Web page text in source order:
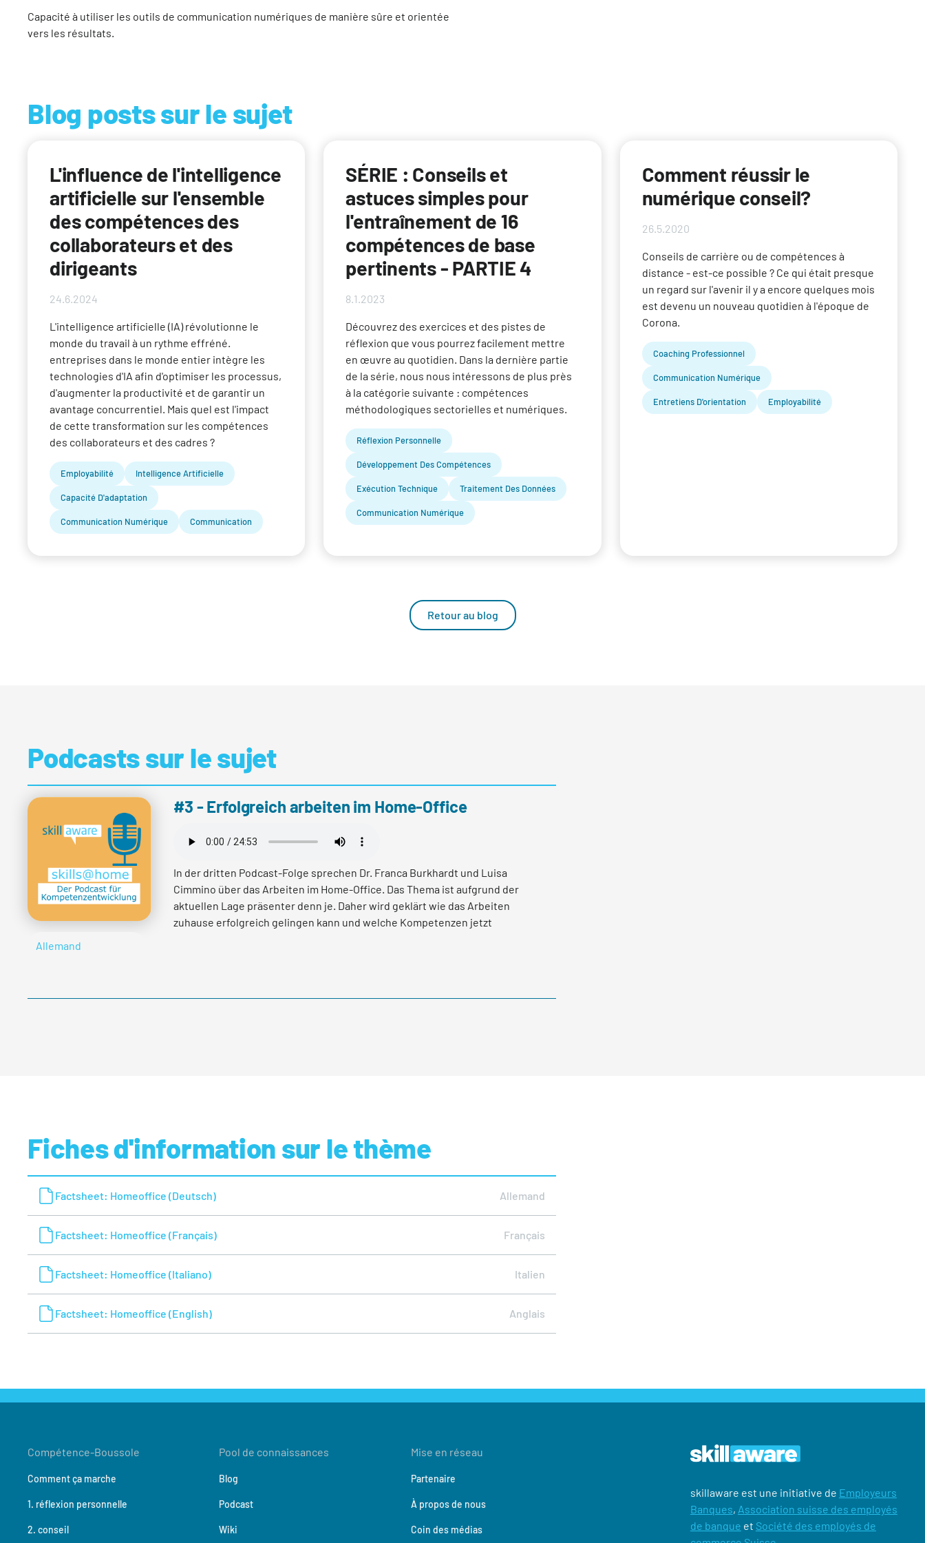
Capacité à utiliser les outils de communication numériques de manière sûre et orientée
vers les résultats.
Blog posts sur le sujet
L'influence de l'intelligence
artificielle sur l'ensemble
des compétences des
collaborateurs et des
dirigeants
24.6.2024
L'intelligence artificielle (IA) révolutionne le
monde du travail à un rythme effréné.
entreprises dans le monde entier intègre les
technologies d'IA afin d'optimiser les processus,
d'augmenter la productivité et de garantir un
avantage concurrentiel. Mais quel est l'impact
de cette transformation sur les compétences
des collaborateurs et des cadres ?
Employabilité Intelligence Artificielle
Capacité D'adaptation
Communication Numérique Communication
SÉRIE : Conseils et
astuces simples pour
l'entraînement de 16
compétences de base
pertinents - PARTIE 4
8.1.2023
Découvrez des exercices et des pistes de
réflexion que vous pourrez facilement mettre
en œuvre au quotidien. Dans la dernière partie
de la série, nous nous intéressons de plus près
à la catégorie suivante : compétences
méthodologiques sectorielles et numériques.
Réflexion Personnelle
Développement Des Compétences
Exécution Technique Traitement Des Données
Communication Numérique
Comment réussir le
numérique conseil?
26.5.2020
Conseils de carrière ou de compétences à
distance - est-ce possible ? Ce qui était presque
un regard sur l'avenir il y a encore quelques mois
est devenu un nouveau quotidien à l'époque de
Corona.
Coaching Professionnel
Communication Numérique
Entretiens D'orientation Employabilité
Retour au blog
Podcasts sur le sujet
Allemand
#3 - Erfolgreich arbeiten im Home-Office
In der dritten Podcast-Folge sprechen Dr. Franca Burkhardt und Luisa
Cimmino über das Arbeiten im Home-Office. Das Thema ist aufgrund der
aktuellen Lage präsenter denn je. Daher wird geklärt wie das Arbeiten
zuhause erfolgreich gelingen kann und welche Kompetenzen jetzt
Fiches d'information sur le thème
Factsheet: Homeoffice (Deutsch) Allemand
Factsheet: Homeoffice (Français) Français
Factsheet: Homeoffice (Italiano) Italien
Factsheet: Homeoffice (English) Anglais
Compétence-Boussole
Comment ça marche
1. réflexion personnelle
2. conseil
Pool de connaissances
Blog
Podcast
Wiki
Mise en réseau
Partenaire
À propos de nous
Coin des médias
skillaware est une initiative de Employeurs
Banques, Association suisse des employés
de banque et Société des employés de